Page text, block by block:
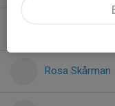
Rosa Skårman